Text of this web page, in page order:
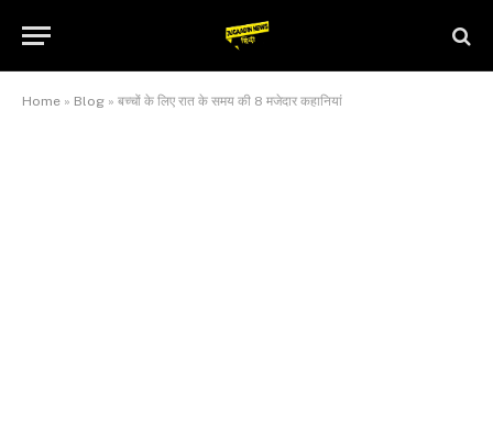
Home » Blog » बच्चों के लिए रात के समय की 8 मजेदार कहानियां